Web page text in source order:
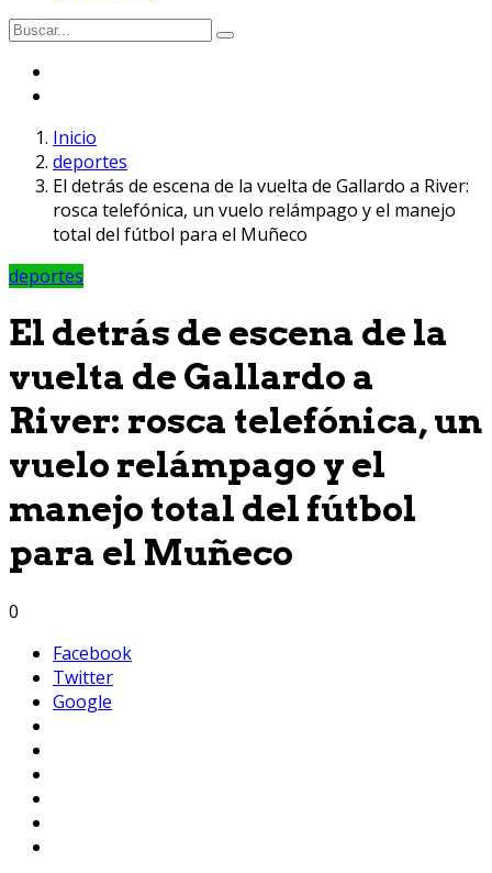
Inicio
deportes
El detrás de escena de la vuelta de Gallardo a River:
rosca telefónica, un vuelo relámpago y el manejo
total del fútbol para el Muñeco
deportes
El detrás de escena de la
vuelta de Gallardo a
River: rosca telefónica, un
vuelo relámpago y el
manejo total del fútbol
para el Muñeco
0
Facebook
Twitter
Google